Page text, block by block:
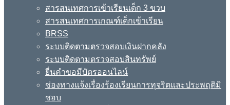
สารสนเทศการเข้าเรียนเด็ก 3 ขวบ
สารสนเทศการเกณฑ์เด็กเข้าเรียน
BRSS
ระบบติดตามตรวจสอบเงินฝากคลัง
ระบบติดตามตรวจสอบสินทรัพย์
ยื่นคำขอมีบัตรออนไลน์
ช่องทางแจ้งเรื่องร้องเรียนการทุจริตและประพฤติมิ
ชอบ